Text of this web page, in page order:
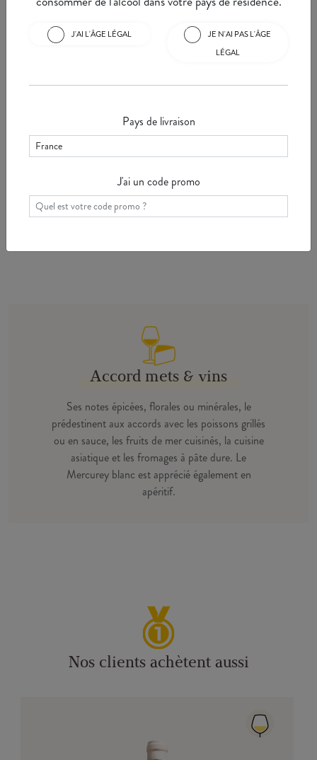
Température de service : 12°C
prédestinent aux accords avec les poissons
cuisine asiatique et les fromages à pâte dure.
Le Mercurey blanc est apprécié également en
Karine Moréteaux
CONSEIL EXPERT CHANZY
Accord mets & vins
Ses notes épicées, florales ou minérales, le
prédestinent aux accords avec les poissons grillés
ou en sauce, les fruits de mer cuisinés, la cuisine
asiatique et les fromages à pâte dure. Le
Mercurey blanc est apprécié également en
apéritif.
Nos clients achètent aussi
J'AI L'ÂGE LÉGAL
JE N'AI PAS L'ÂGE
LÉGAL
Pays de livraison
J'ai un code promo